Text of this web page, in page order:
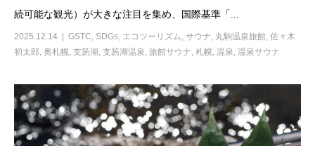
続可能な観光）が大きな注目を集め、国際基準「...
2025.12.14 GSTC, SDGs, エコツーリズム, サウナ, 丸駒温泉旅館, 佐々木
初太郎, 奥札幌, 支笏湖 , 支笏湖温泉, 旅館サウナ, 札幌, 温泉, 温泉サウナ